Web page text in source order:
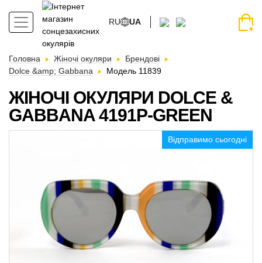
RU UA
Головна Жіночі окуляри
Брендові
Dolce &amp; Gabbana
Модель 11839
ЖІНОЧІ ОКУЛЯРИ DOLCE &
GABBANA 4191P-GREEN
Відправимо сьогодні